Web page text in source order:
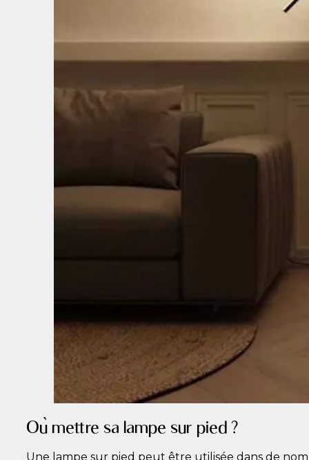
Où mettre sa lampe sur pied ?
Une lampe sur pied peut être utilisée dans de